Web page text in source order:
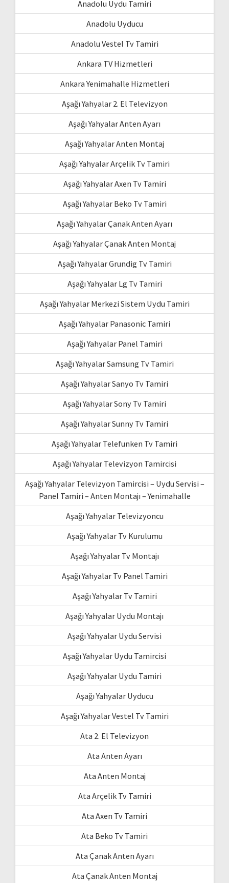
Anadolu Uydu Tamiri
Anadolu Uyducu
Anadolu Vestel Tv Tamiri
Ankara TV Hizmetleri
Ankara Yenimahalle Hizmetleri
Aşağı Yahyalar 2. El Televizyon
Aşağı Yahyalar Anten Ayarı
Aşağı Yahyalar Anten Montaj
Aşağı Yahyalar Arçelik Tv Tamiri
Aşağı Yahyalar Axen Tv Tamiri
Aşağı Yahyalar Beko Tv Tamiri
Aşağı Yahyalar Çanak Anten Ayarı
Aşağı Yahyalar Çanak Anten Montaj
Aşağı Yahyalar Grundig Tv Tamiri
Aşağı Yahyalar Lg Tv Tamiri
Aşağı Yahyalar Merkezi Sistem Uydu Tamiri
Aşağı Yahyalar Panasonic Tamiri
Aşağı Yahyalar Panel Tamiri
Aşağı Yahyalar Samsung Tv Tamiri
Aşağı Yahyalar Sanyo Tv Tamiri
Aşağı Yahyalar Sony Tv Tamiri
Aşağı Yahyalar Sunny Tv Tamiri
Aşağı Yahyalar Telefunken Tv Tamiri
Aşağı Yahyalar Televizyon Tamircisi
Aşağı Yahyalar Televizyon Tamircisi – Uydu Servisi –
Panel Tamiri – Anten Montajı – Yenimahalle
Aşağı Yahyalar Televizyoncu
Aşağı Yahyalar Tv Kurulumu
Aşağı Yahyalar Tv Montajı
Aşağı Yahyalar Tv Panel Tamiri
Aşağı Yahyalar Tv Tamiri
Aşağı Yahyalar Uydu Montajı
Aşağı Yahyalar Uydu Servisi
Aşağı Yahyalar Uydu Tamircisi
Aşağı Yahyalar Uydu Tamiri
Aşağı Yahyalar Uyducu
Aşağı Yahyalar Vestel Tv Tamiri
Ata 2. El Televizyon
Ata Anten Ayarı
Ata Anten Montaj
Ata Arçelik Tv Tamiri
Ata Axen Tv Tamiri
Ata Beko Tv Tamiri
Ata Çanak Anten Ayarı
Ata Çanak Anten Montaj